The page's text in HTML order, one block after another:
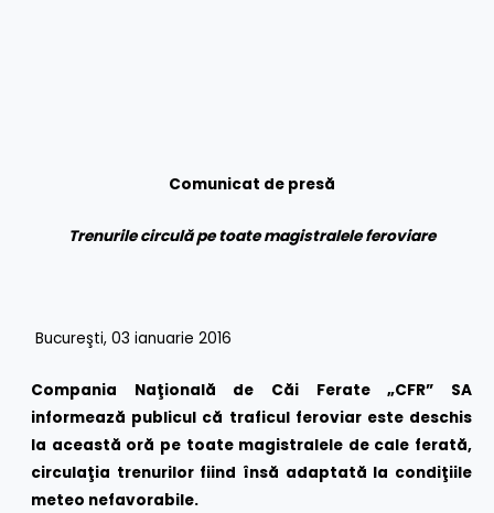
Comunicat de presă
Trenurile circulă pe toate magistralele feroviare
Bucureşti, 03 ianuarie 2016
Compania Naţională de Căi Ferate „CFR” SA
informează publicul că traficul feroviar este deschis
la această oră pe toate magistralele de cale ferată,
circulaţia trenurilor fiind însă adaptată la condiţiile
meteo nefavorabile.